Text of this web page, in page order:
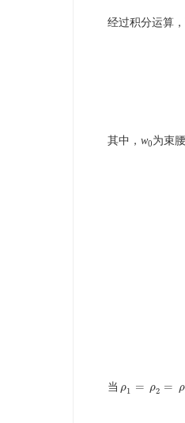
经过积分运算
其中， w0为束
当 ρ1 = ρ2 = ρ
ρ1 ρ2 =ρ